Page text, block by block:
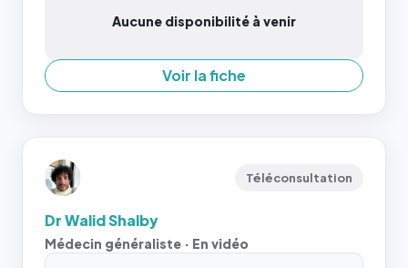
Aucune disponibilité à venir
Voir la fiche
Téléconsultation
Dr Walid Shalby
Médecin généraliste · En vidéo